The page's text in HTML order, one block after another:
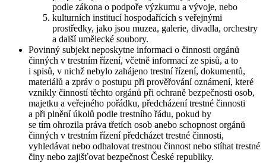
podle zákona o podpoře výzkumu a vývoje, nebo
kulturních institucí hospodařících s veřejnými
prostředky, jako jsou muzea, galerie, divadla, orchestry
a další umělecké soubory.
Povinný subjekt neposkytne informaci o činnosti orgánů
činných v trestním řízení, včetně informací ze spisů, a to
i spisů, v nichž nebylo zahájeno trestní řízení, dokumentů,
materiálů a zpráv o postupu při prověřování oznámení, které
vznikly činností těchto orgánů při ochraně bezpečnosti osob,
majetku a veřejného pořádku, předcházení trestné činnosti
a při plnění úkolů podle trestního řádu, pokud by
se tím ohrozila práva třetích osob anebo schopnost orgánů
činných v trestním řízení předcházet trestné činnosti,
vyhledávat nebo odhalovat trestnou činnost nebo stíhat trestné
činy nebo zajišťovat bezpečnost České republiky.